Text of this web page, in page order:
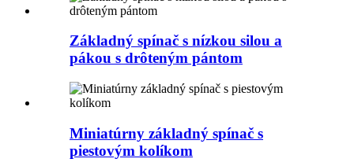
Základný spínač s nízkou silou a
pákou s drôteným pántom
Miniatúrny základný spínač s
piestovým kolíkom